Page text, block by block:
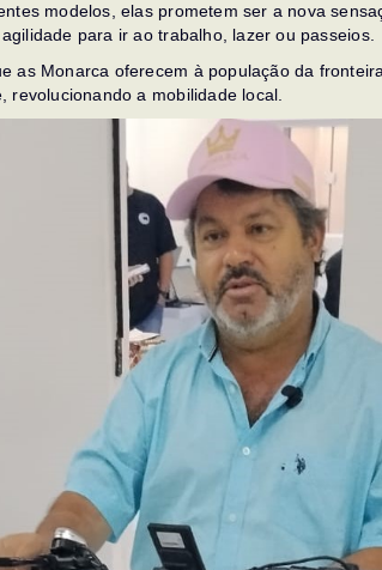
modelos, elas prometem ser a nova
para ir ao trabalho, lazer ou passeios.
as Monarca oferecem à população da
revolucionando a mobilidade local.